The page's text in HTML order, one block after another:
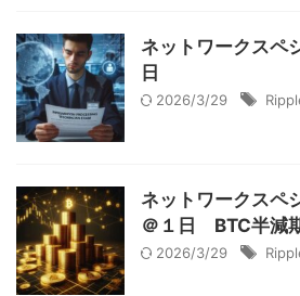
ネットワークス
日
2026/3/29
ネットワークスペ
＠１日 BTC半減
2026/3/29